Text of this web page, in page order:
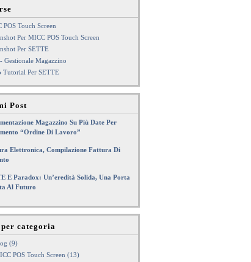
POS Touch Screen
Per MICC POS Touch Screen
Per SETTE
Gestionale Magazzino
Tutorial Per SETTE
Post
Magazzino Su Più Date Per
“Ordine Di Lavoro”
Elettronica, Compilazione Fattura Di
E Paradox: Un’eredità Solida, Una Porta
Al Futuro
per categoria
(9)
POS Touch Screen (13)